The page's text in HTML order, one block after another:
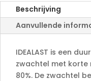
e
:
Beschrijving
Aanvullende
IDEALAST is een
zwachtel met korte
80%. De zwachtel